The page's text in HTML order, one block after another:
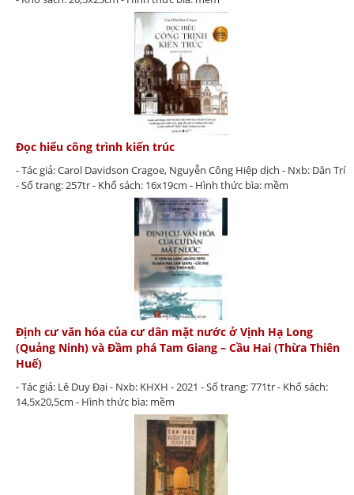
Đọc hiểu công trình kiến trúc
- Tác giả: Carol Davidson Cragoe, Nguyễn Công Hiệp dịch - Nxb: Dân Trí
- Số trang: 257tr - Khổ sách: 16x19cm - Hình thức bìa: mềm
Định cư văn hóa của cư dân mặt nước ở Vịnh Hạ Long
(Quảng Ninh) và Đầm phá Tam Giang – Cầu Hai (Thừa Thiên
Huế)
- Tác giả: Lê Duy Đại - Nxb: KHXH - 2021 - Số trang: 771tr - Khổ sách:
14,5x20,5cm - Hình thức bìa: mềm